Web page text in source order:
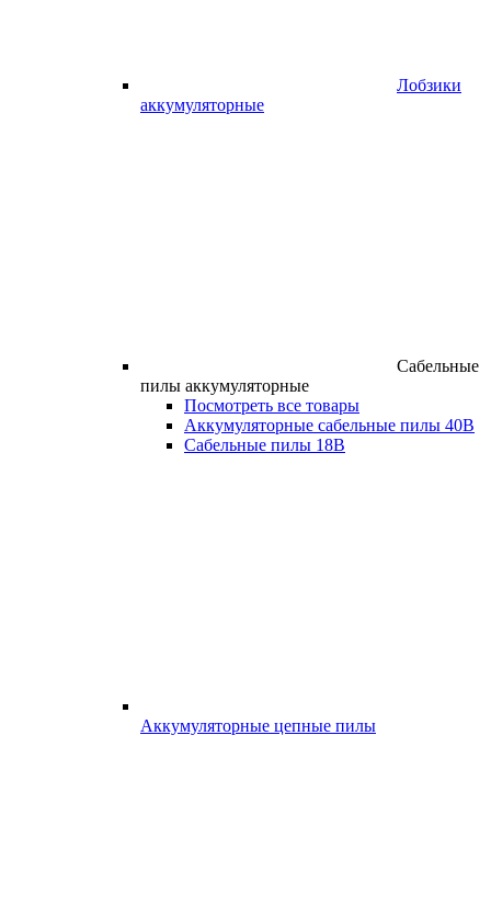
Лобзики
аккумуляторные
Сабельные
пилы аккумуляторные
Посмотреть все товары
Аккумуляторные сабельные пилы 40В
Сабельные пилы 18В
Аккумуляторные цепные пилы